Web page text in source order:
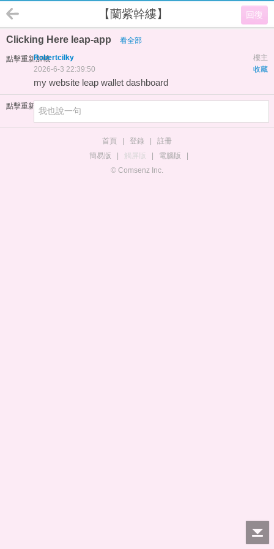
回復
【蘭紫幹縷】
Clicking Here leap-app 看全部
點擊重新加載 樓主
Robertcilky
收藏
2026-6-3 22:39:50
my website leap wallet dashboard
點擊重新加載
首頁 登錄
註冊
簡易版
觸屏版 電腦版
© Comsenz Inc.